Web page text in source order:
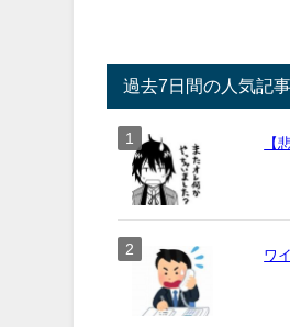
過去7日間の人気記事
【
ワ